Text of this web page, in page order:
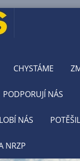
CHYSTÁME
PODPORUJÍ NÁS
NÁS
NRZP